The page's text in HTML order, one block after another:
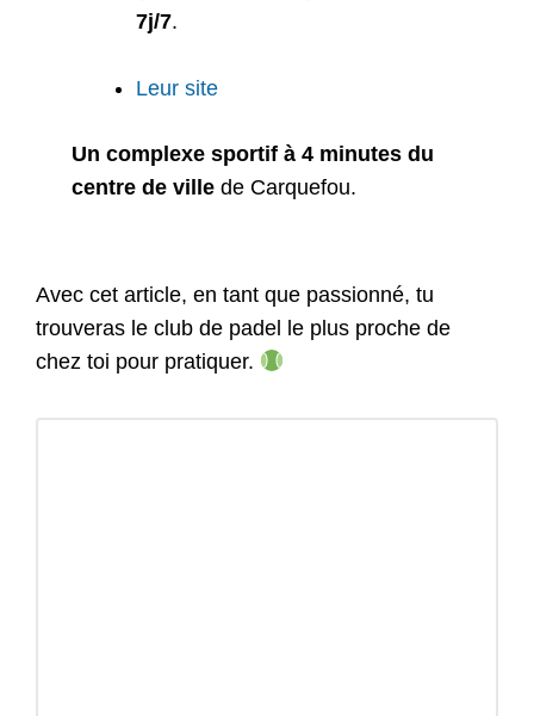
7j/7.
Leur site
Un complexe sportif à 4 minutes du
centre de ville de Carquefou.
Avec cet article, en tant que passionné, tu
trouveras le club de padel le plus proche de
chez toi pour pratiquer.